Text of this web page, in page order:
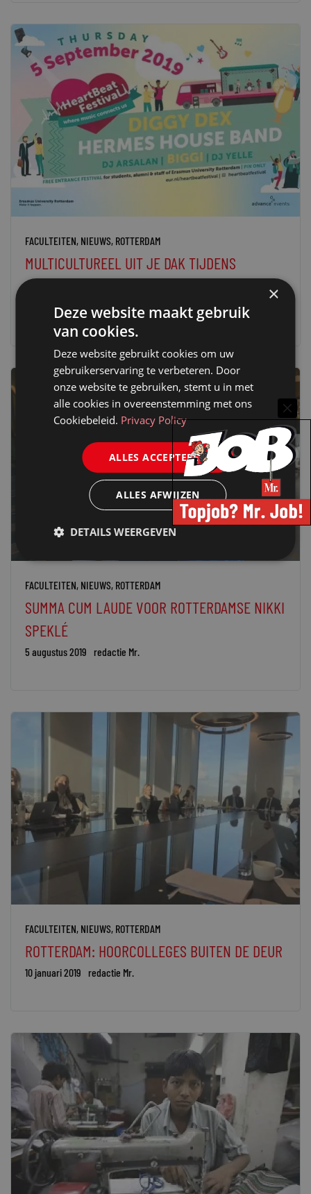
FACULTEITEN, NIEUWS, ROTTERDAM
MULTICULTUREEL UIT JE DAK TIJDENS
HEARTBEAT FESTIVAL 2019 IN ROTTERDAM
8 augustus 2019 redactie Mr.
FACULTEITEN, NIEUWS, ROTTERDAM
SUMMA CUM LAUDE VOOR ROTTERDAMSE NIKKI
SPEKLÉ
5 augustus 2019 redactie Mr.
FACULTEITEN, NIEUWS, ROTTERDAM
ROTTERDAM: HOORCOLLEGES BUITEN DE DEUR
10 januari 2019 redactie Mr.
×
Deze website maakt gebruik
van cookies.
Deze website gebruikt cookies om uw
gebruikerservaring te verbeteren. Door
onze website te gebruiken, stemt u in met
alle cookies in overeenstemming met ons
Cookiebeleid. Privacy Policy
ALLES ACCEPTEREN
ALLES AFWIJZEN
DETAILS WEERGEVEN